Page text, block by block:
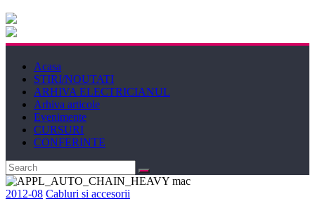
Electricianul
Revista
Electricianul
Acasa
STIRI/NOUTATI
ARHIVA ELECTRICIANUL
Arhiva articole
Evenimente
CURSURI
CONFERINTE
2012-08 Cabluri si accesorii